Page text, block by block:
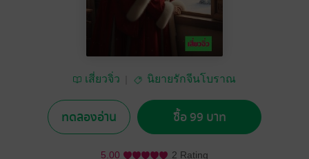
เสี่ยวจิ่ว นิยายรักจีนโบราณ
ทดลองอ่าน ซื้อ 99 บาท
5.00 2 Rating